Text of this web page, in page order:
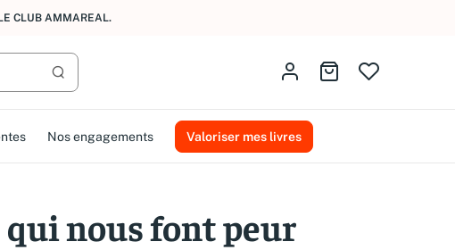
CLUB AMMAREAL.
Lancer la recherche
Identifiez-vousAller au panier
Nos engagements Valoriser mes livres
qui nous font peur